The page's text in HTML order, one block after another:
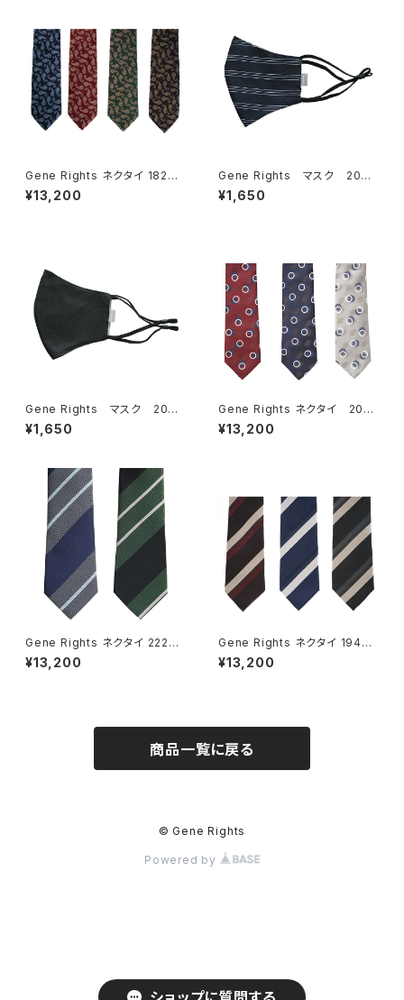
Gene Rights ネクタイ 182N0
07 フラワーサテンペイズリー
¥13,200
Gene Rights マスク 204
M003 ボーダーパターン
¥1,650
Gene Rights マスク 204
M001 ガーゼソリッド
¥1,650
Gene Rights ネクタイ 202
N007 ビンテージサークルパ
ターン
¥13,200
Gene Rights ネクタイ 222N0
05 ダブルラージストライプ
¥13,200
Gene Rights ネクタイ 194N0
010 ウェーブパターンストライプ
¥13,200
商品一覧に戻る
© Gene Rights
Powered by